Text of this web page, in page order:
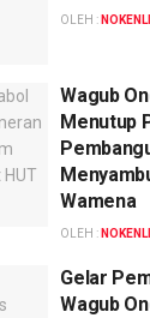
OLEH :
Wagub
Menutup
Wamena
OLEH :
Gelar
Wagub